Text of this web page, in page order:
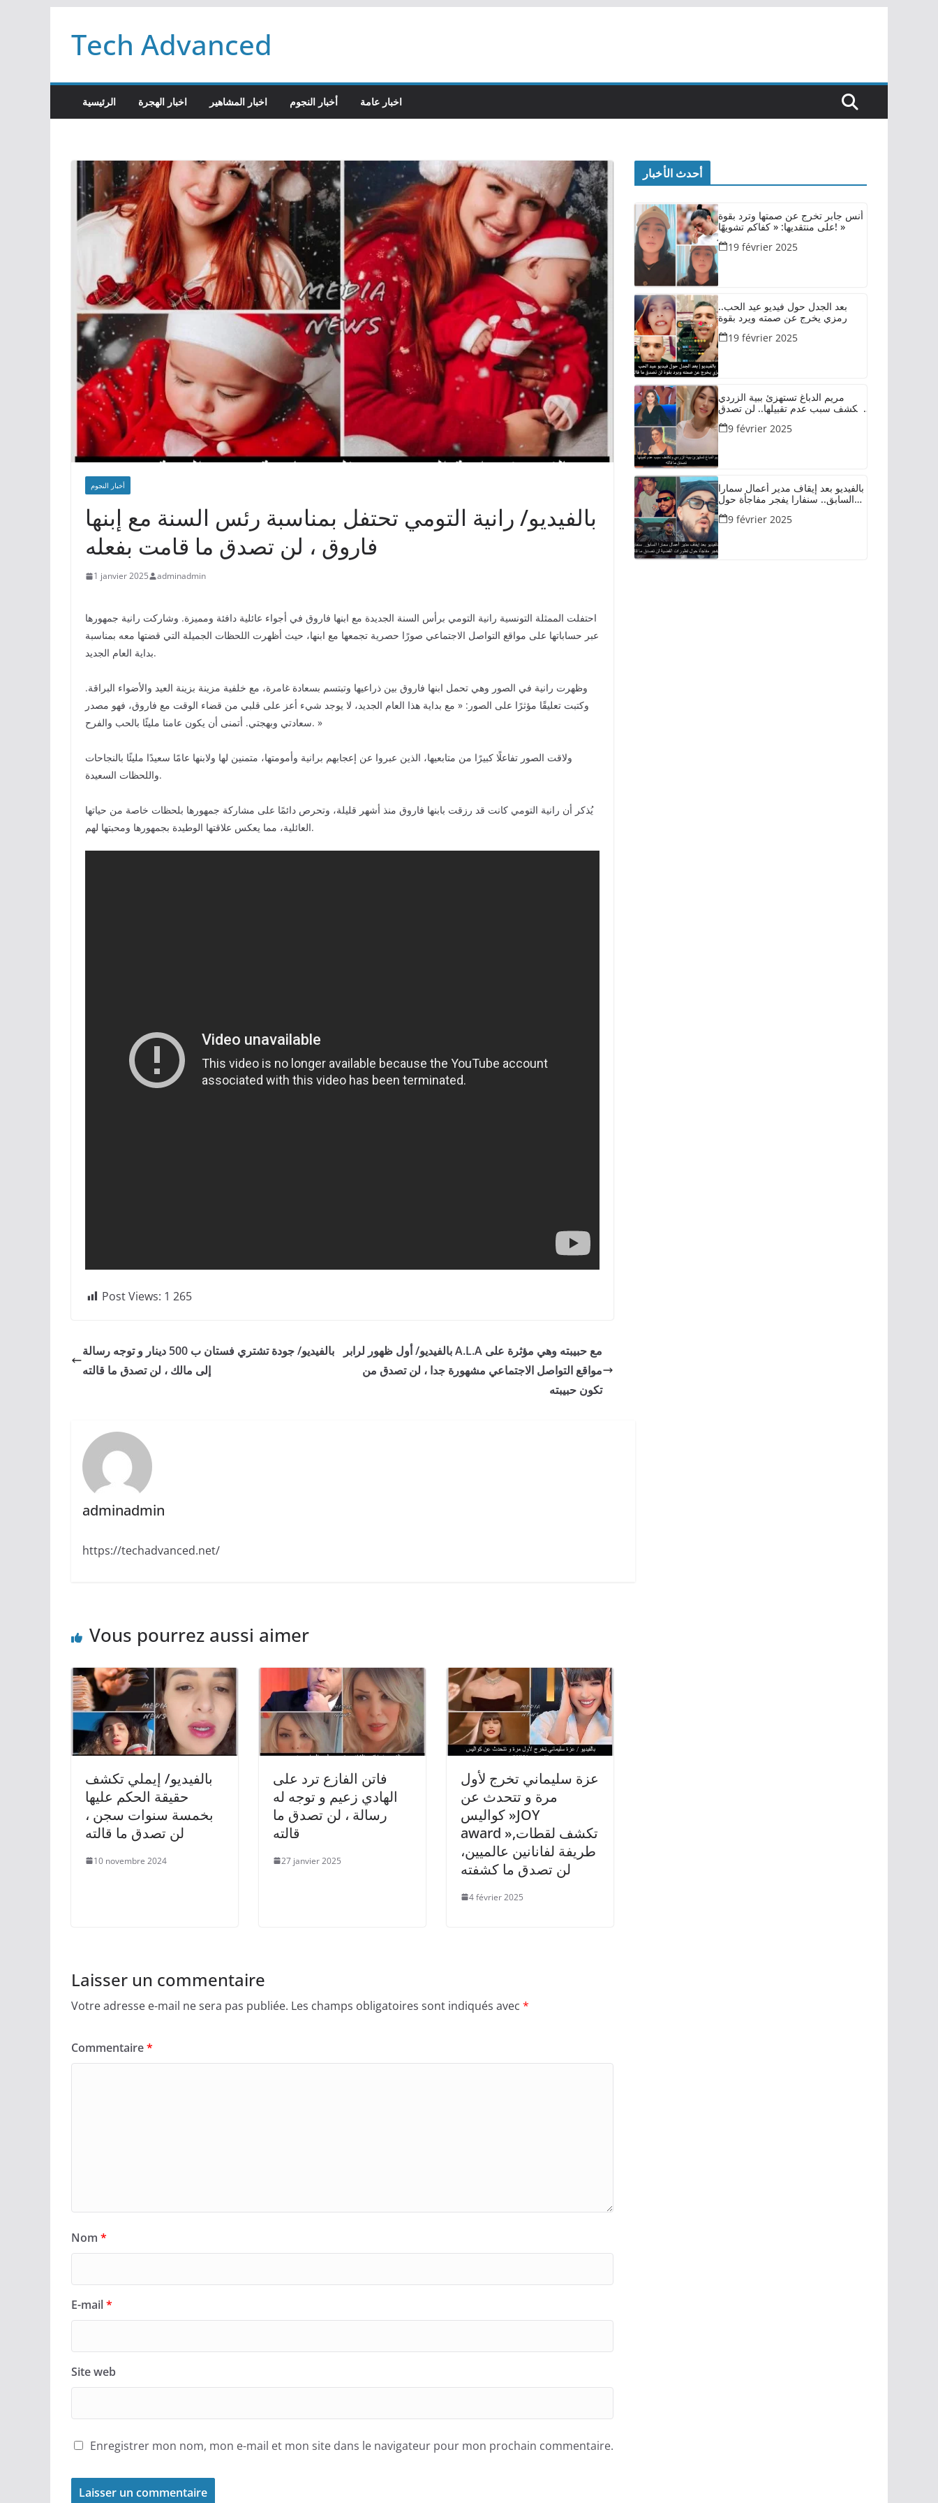
contenu
Tech Advanced
الرئيسية اخبار الهجرة اخبار المشاهير أخبار النجوم اخبار عامة
أخبار النجوم
بالفيديو/ رانية التومي تحتفل بمناسبة رئس السنة مع إبنها
فاروق ، لن تصدق ما قامت بفعله
1 janvier 2025 adminadmin
احتفلت الممثلة التونسية رانية التومي برأس السنة الجديدة مع ابنها فاروق في أجواء عائلية دافئة ومميزة. وشاركت رانية جمهورها
عبر حساباتها على مواقع التواصل الاجتماعي صورًا حصرية تجمعها مع ابنها، حيث أظهرت اللحظات الجميلة التي قضتها معه بمناسبة
بداية العام الجديد.
وظهرت رانية في الصور وهي تحمل ابنها فاروق بين ذراعيها وتبتسم بسعادة غامرة، مع خلفية مزينة بزينة العيد والأضواء البراقة.
وكتبت تعليقًا مؤثرًا على الصور: « مع بداية هذا العام الجديد، لا يوجد شيء أعز على قلبي من قضاء الوقت مع فاروق، فهو مصدر
سعادتي وبهجتي. أتمنى أن يكون عامنا مليئًا بالحب والفرح. »
ولاقت الصور تفاعلًا كبيرًا من متابعيها، الذين عبروا عن إعجابهم برانية وأمومتها، متمنين لها ولابنها عامًا سعيدًا مليئًا بالنجاحات
واللحظات السعيدة.
يُذكر أن رانية التومي كانت قد رزقت بابنها فاروق منذ أشهر قليلة، وتحرص دائمًا على مشاركة جمهورها بلحظات خاصة من حياتها
العائلية، مما يعكس علاقتها الوطيدة بجمهورها ومحبتها لهم.
Post Views: 1 265
بالفيديو/ جودة تشتري فستان ب 500 دينار و توجه رسالة
إلى مالك ، لن تصدق ما قالته
بالفيديو/ أول ظهور لرابر A.L.A مع حبيبته وهي مؤثرة على
مواقع التواصل الاجتماعي مشهورة جدا ، لن تصدق من
تكون حبيبته
adminadmin
https://techadvanced.net/
Vous pourrez aussi aimer
بالفيديو/ إيملي تكشف
حقيقة الحكم عليها
بخمسة سنوات سجن ،
لن تصدق ما قالته
10 novembre 2024
فاتن الفازع ترد على
الهادي زعيم و توجه له
رسالة ، لن تصدق ما
قالته
27 janvier 2025
عزة سليماني تخرج لأول
مرة و تتحدث عن
كواليس »JOY
award »,تكشف لقطات
طريفة لفانانين عالميين،
لن تصدق ما كشفته
4 février 2025
Laisser un commentaire
Votre adresse e-mail ne sera pas publiée. Les champs obligatoires sont indiqués avec *
Commentaire*
Nom *
E-mail*
Site web
Enregistrer mon nom, mon e-mail et mon site dans le navigateur pour mon prochain commentaire.
أحدث الأخبار
أنس جابر تخرج عن صمتها وترد بقوة
على منتقديها: « كفاكم تشويهًا! »
19 février 2025
بعد الجدل حول فيديو عيد الحب..
رمزي يخرج عن صمته ويرد بقوة
19 février 2025
مريم الدباغ تستهزئ ببية الزردي
وتكشف سبب عدم تقبيلها.. لن تصدق
ما قالته
9 février 2025
بالفيديو بعد إيقاف مدير أعمال سمارا
السابق.. سنفارا يفجر مفاجأة حول
تطورات القضية لن تصدق ما قاله
9 février 2025